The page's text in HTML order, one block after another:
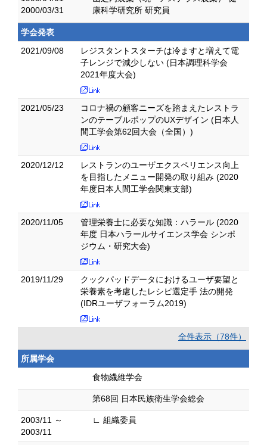
2000/03/31
康科学研究所 研究員
学会発表
2021/09/08
レジスタントスターチは冷ますと増えて電
子レンジで減少しない (日本調理科学会
2021年度大会)
2021/05/23
コロナ禍の顧客ニーズを踏まえたレストラ
ンのテーブルポップのUXデザイン (日本人
間工学会第62回大会（全国）)
2020/12/12
レストランのユーザエクスペリエンス向上
を目指したメニュー開発の取り組み (2020
年度日本人間工学会関東支部)
2020/11/05
管理栄養士に必要な知識：ハラール (2020
年度 日本ハラールサイエンス学会 シンポ
ジウム・研究大会)
2019/11/29
クックパッドデータにおけるユーザ要望と
栄養素を考慮したレシピ選定手 法の開発
(IDRユーザフォーラム2019)
全件表示（78件）
所属学会
食物繊維学会
第68回 日本民族衛生学会総会
2003/11 ～
2003/11
∟ 組織委員